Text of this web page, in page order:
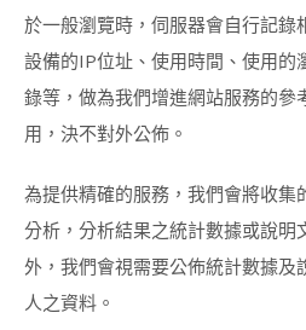
相
課
程
狗
零
食
講
證
書
課
於一般瀏覽時，伺服器會自行記錄
設備的IP位址、使用時間、使用的
錄等，做為我們增進網站服務的參
用，決不對外公佈。
為提供精確的服務，我們會將收集
分析，分析結果之統計數據或說明
外，我們會視需要公佈統計數據及
人之資料。